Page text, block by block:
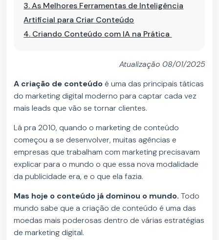
3.As Melhores Ferramentas de Inteligência
Artificial para Criar Conteúdo
4. Criando Conteúdo com IA na Prática
Atualização 08/01/2025
A criação de conteúdoé uma das principais táticas
do marketing digital moderno para captar cada vez
mais leads que vão se tornar clientes.
Lá pra 2010, quando o marketing de conteúdo
começou a se desenvolver, muitas agências e
empresas que trabalham com marketing precisavam
explicar para o mundo o que essa nova modalidade
da publicidade era, e o que ela fazia.
Mas hoje o conteúdo já dominou o mundo.Todo
mundo sabe que a criação de conteúdo é uma das
moedas mais poderosas dentro de várias estratégias
de marketing digital.